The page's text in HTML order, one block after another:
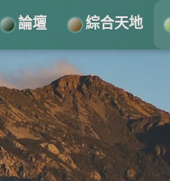
論壇 綜合天地
關於 導覽